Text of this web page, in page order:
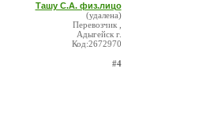
Ташу С.А. физ.лицо
(удалена)
Перевозчик ,
Адыгейск г.
Код:2672970
#4